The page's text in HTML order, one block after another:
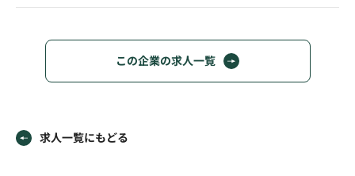
この企業の求人一覧
求人一覧にもどる